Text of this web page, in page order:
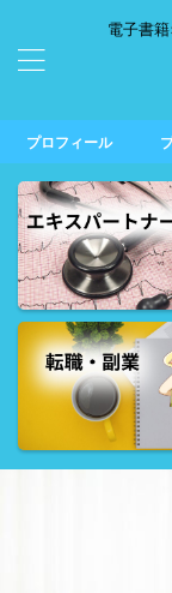
電子書
プロフィール